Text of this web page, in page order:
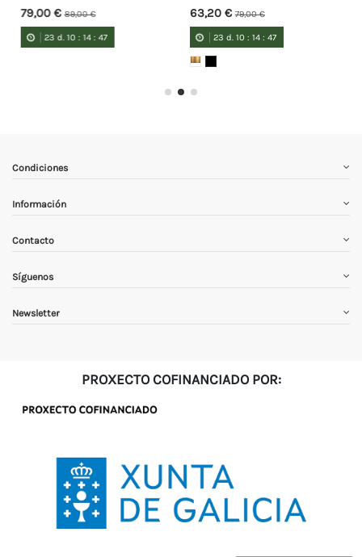
79,00 € 89,00 €
23d. 10: 14: 46
63,20 €79,00 €
23d. 10: 14: 46
Condiciones
Información
Contacto
Síguenos
Newsletter
PROXECTO COFINANCIADO POR: